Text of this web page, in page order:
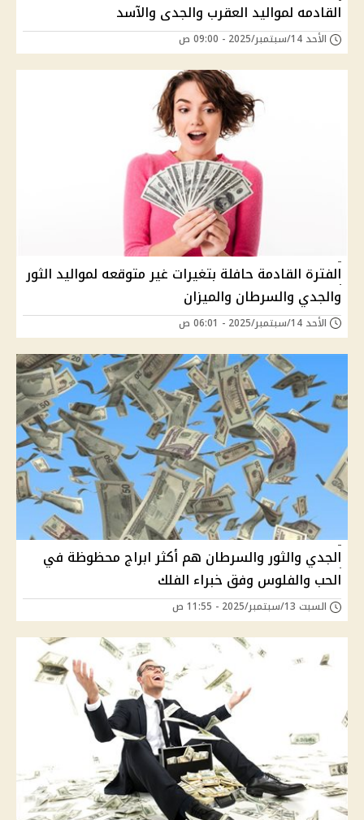
القادمه لمواليد العقرب والجدى والآسد
الأحد 14/سبتمبر/2025 - 09:00 ص
الفترة القادمة حافلة بتغيرات غير متوقعه لمواليد الثور
والجدي والسرطان والميزان
الأحد 14/سبتمبر/2025 - 06:01 ص
الجدي والثور والسرطان هم أكثر ابراج محظوظة في
الحب والفلوس وفق خبراء الفلك
السبت 13/سبتمبر/2025 - 11:55 ص